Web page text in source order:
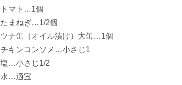
トマト…1個
たまねぎ…1/2個
ツナ缶（オイル漬け）大缶…1個
チキンコンソメ…小さじ1
塩…小さじ1/2
水…適宜